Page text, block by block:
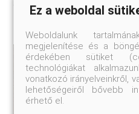
trópusi méretű esők vize
Ez a weboldal
Weboldalunk
megjelenítése és a
érdekében sütiket
technológiákat
vonatkozó irányelveinkről,
lehetőségeiről bővebb
érhető el.